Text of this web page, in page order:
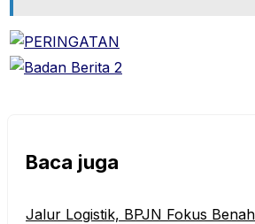
Baca juga
‎Jalur Logistik, BPJN Fokus